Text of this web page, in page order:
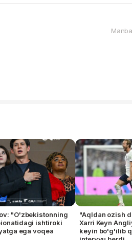
"O'zbekistonning
ishtiroki
ega voqea
"Aqldan ozish
Xarri Keyn
keyin bo'g'ilib